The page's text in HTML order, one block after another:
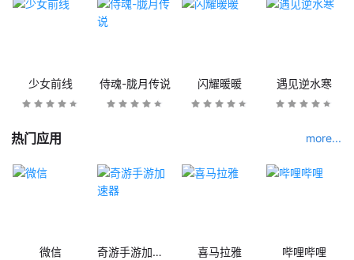
少女前线 侍魂-胧月传说 闪耀暖暖 遇见逆水寒
热门应用 more...
微信 奇游手游加速器 喜马拉雅 哔哩哔哩